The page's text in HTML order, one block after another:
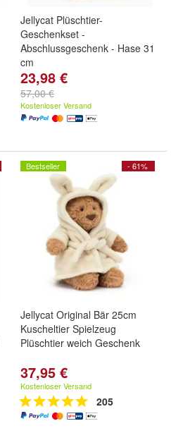
Jellycat Plüschtier-
Geschenkset -
Abschlussgeschenk - Hase 31
cm
23,98 €
57,00 €
Kostenloser Versand
- 61%
Bestseller
Jellycat Original Bär 25cm
Kuscheltier Spielzeug
Plüschtier weich Geschenk
37,95 €
Kostenloser Versand
205